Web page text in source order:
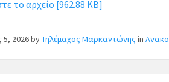
το αρχείο [962.88 KB]
5, 2026byΤηλέμαχος Μαρκαντώνης in